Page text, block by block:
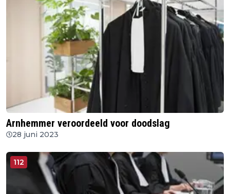
Arnhemmer veroordeeld voor doodslag
28 juni 2023
112